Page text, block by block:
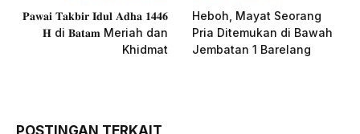
𝐏𝐚𝐰𝐚𝐢 𝐓𝐚𝐤𝐛𝐢𝐫 𝐈𝐝𝐮𝐥 𝐀𝐝𝐡𝐚 𝟏𝟒𝟒𝟔
𝐇 di 𝐁𝐚𝐭𝐚𝐦 Meriah dan
Khidmat
Heboh, Mayat Seorang
Pria Ditemukan di Bawah
Jembatan 1 Barelang